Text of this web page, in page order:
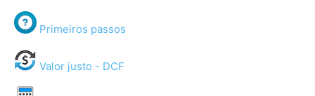
Primeiros passos
Valor justo - DCF